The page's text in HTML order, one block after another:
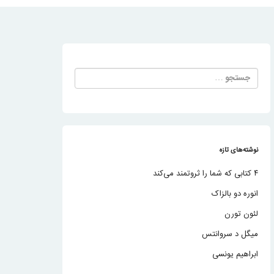
جستجو
برای:
نوشته‌های تازه
۴ کتابی که شما را ثروتمند می‌کند
انوره دو بالزاک
لئون تورن
میگل د سروانتس
ابراهیم یونسی